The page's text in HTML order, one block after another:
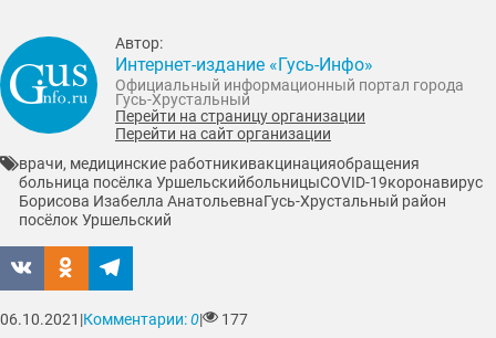
Автор:
Интернет-издание «Гусь-Инфо»
Официальный информационный портал города
Гусь-Хрустальный
Перейти на страницу организации
Перейти на сайт организации
врачи, медицинские работникивакцинацияобращения
больница посёлка УршельскийбольницыCOVID-19коронавирус
Борисова Изабелла АнатольевнаГусь-Хрустальный район
посёлок Уршельский
06.10.2021 |Комментарии:0| 177